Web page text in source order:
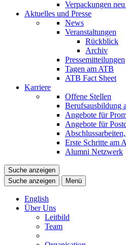
Verpackungen
Aktuelles und Presse
News
Veranstaltungen
Rückblick
Archiv
Pressemitteilungen
Tagen am ATB
ATB Fact Sheet
Karriere
Offene Stellen
Berufsausbildung
Angebote für
Angebote für
Erste Schritte am
Alumni Netzwerk
Suche anzeigen
Suche anzeigen
Menü
English
Über Uns
Leitbild
Team